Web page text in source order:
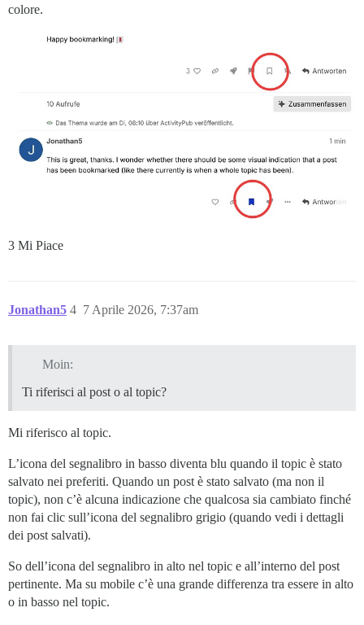
colore.
3 Mi Piace
Jonathan5 7 Aprile 2026, 7:37am
4
Moin:
Ti riferisci al post o al topic?
Mi riferisco al topic.
L’icona del segnalibro in basso diventa blu quando il topic è stato
salvato nei preferiti. Quando un post è stato salvato (ma non il
topic), non c’è alcuna indicazione che qualcosa sia cambiato finché
non fai clic sull’icona del segnalibro grigio (quando vedi i dettagli
dei post salvati).
So dell’icona del segnalibro in alto nel topic e all’interno del post
pertinente. Ma su mobile c’è una grande differenza tra essere in alto
o in basso nel topic.